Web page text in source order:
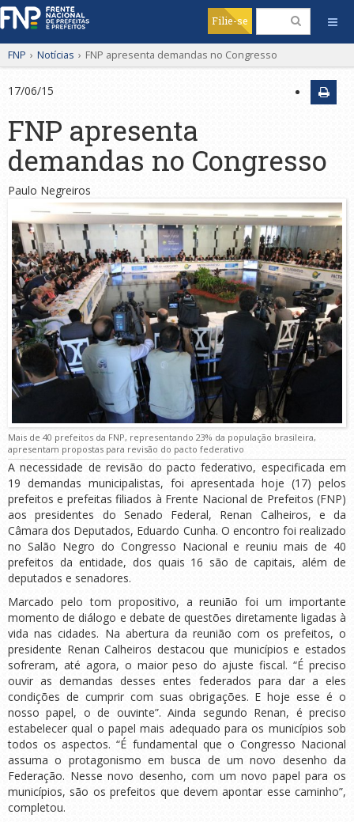
Filie-se
FNP › Notícias › FNP apresenta demandas no Congresso
17/06/15
FNP apresenta
demandas no Congresso
Paulo Negreiros
Mais de 40 prefeitos da FNP, representando 23% da população brasileira,
apresentam propostas para revisão do pacto federativo
A necessidade de revisão do pacto federativo, especificada em
19 demandas municipalistas, foi apresentada hoje (17) pelos
prefeitos e prefeitas filiados à Frente Nacional de Prefeitos (FNP)
aos presidentes do Senado Federal, Renan Calheiros, e da
Câmara dos Deputados, Eduardo Cunha. O encontro foi realizado
no Salão Negro do Congresso Nacional e reuniu mais de 40
prefeitos da entidade, dos quais 16 são de capitais, além de
deputados e senadores.
Marcado pelo tom propositivo, a reunião foi um importante
momento de diálogo e debate de questões diretamente ligadas à
vida nas cidades. Na abertura da reunião com os prefeitos, o
presidente Renan Calheiros destacou que municípios e estados
sofreram, até agora, o maior peso do ajuste fiscal. “É preciso
ouvir as demandas desses entes federados para dar a eles
condições de cumprir com suas obrigações. E hoje esse é o
nosso papel, o de ouvinte”. Ainda segundo Renan, é preciso
estabelecer qual o papel mais adequado para os municípios sob
todos os aspectos. “É fundamental que o Congresso Nacional
assuma o protagonismo em busca de um novo desenho da
Federação. Nesse novo desenho, com um novo papel para os
municípios, são os prefeitos que devem apontar esse caminho”,
completou.